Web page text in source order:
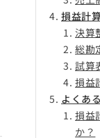
損益計
決算
総勘
試算
損益
よくあ
損益
か？